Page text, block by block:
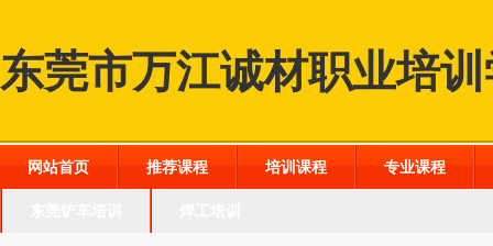
东莞市万江诚材职业培
网站首页 推荐课程 培训课程 专业课程